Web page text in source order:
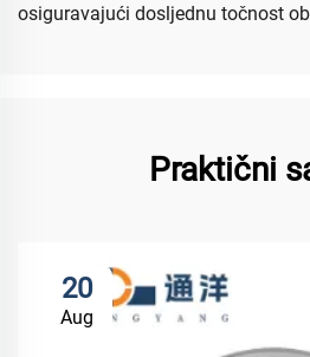
osiguravajući dosljednu točnost
Praktični
20
Aug